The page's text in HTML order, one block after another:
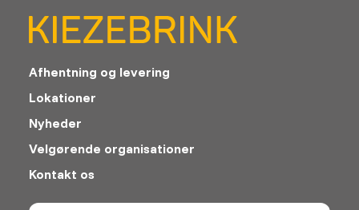
Afhentning og levering
Lokationer
Nyheder
Velgørende organisationer
Kontakt os